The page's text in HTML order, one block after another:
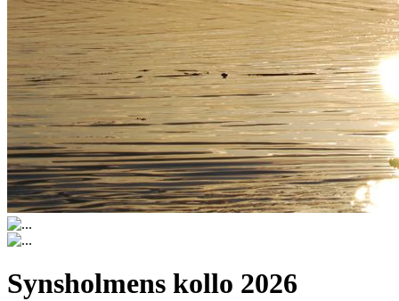
Synsholmens kollo 2026